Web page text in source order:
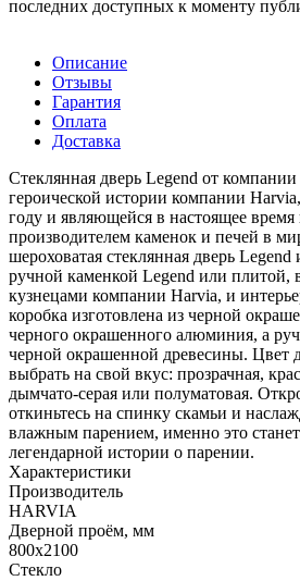
последних доступных к моменту
Описание
Отзывы
Гарантия
Оплата
Доставка
Стеклянная дверь Legend от
героической истории компании
году и являющейся в настоящее
производителем каменок и печей в
шероховатая стеклянная дверь Legend
ручной каменкой Legend или плитой,
кузнецами компании Harvia, и
коробка изготовлена из черной
черного окрашенного алюминия, а
черной окрашенной древесины. Цвет
выбрать на свой вкус: прозрачная,
дымчато-серая или полуматовая.
откиньтесь на спинку скамьи и
влажным парением, именно это
легендарной истории о парении.
Характеристики
Производитель
HARVIA
Дверной проём, мм
800х2100
Стекло